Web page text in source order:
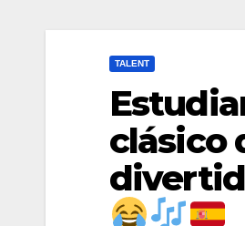
TALENT
clásico